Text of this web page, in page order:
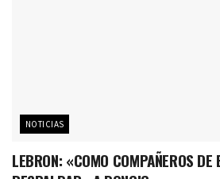
NOTICIAS
LEBRON: «COMO COMPAÑEROS DE